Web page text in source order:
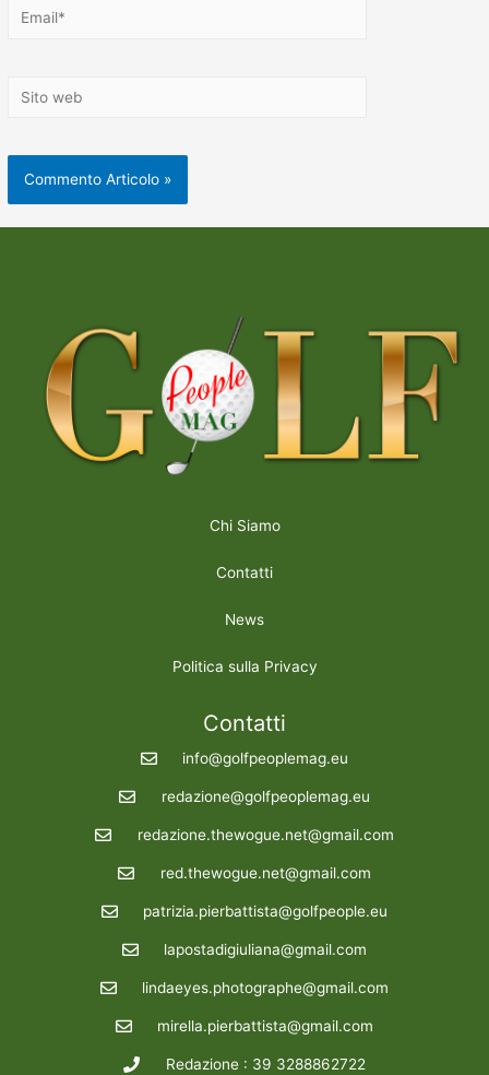
Chi Siamo
Contatti
News
Politica sulla Privacy
Contatti
info@golfpeoplemag.eu
redazione@golfpeoplemag.eu
redazione.thewogue.net@gmail.com
red.thewogue.net@gmail.com
patrizia.pierbattista@golfpeople.eu
lapostadigiuliana@gmail.com
lindaeyes.photographe@gmail.com
mirella.pierbattista@gmail.com
Redazione : 39 3288862722